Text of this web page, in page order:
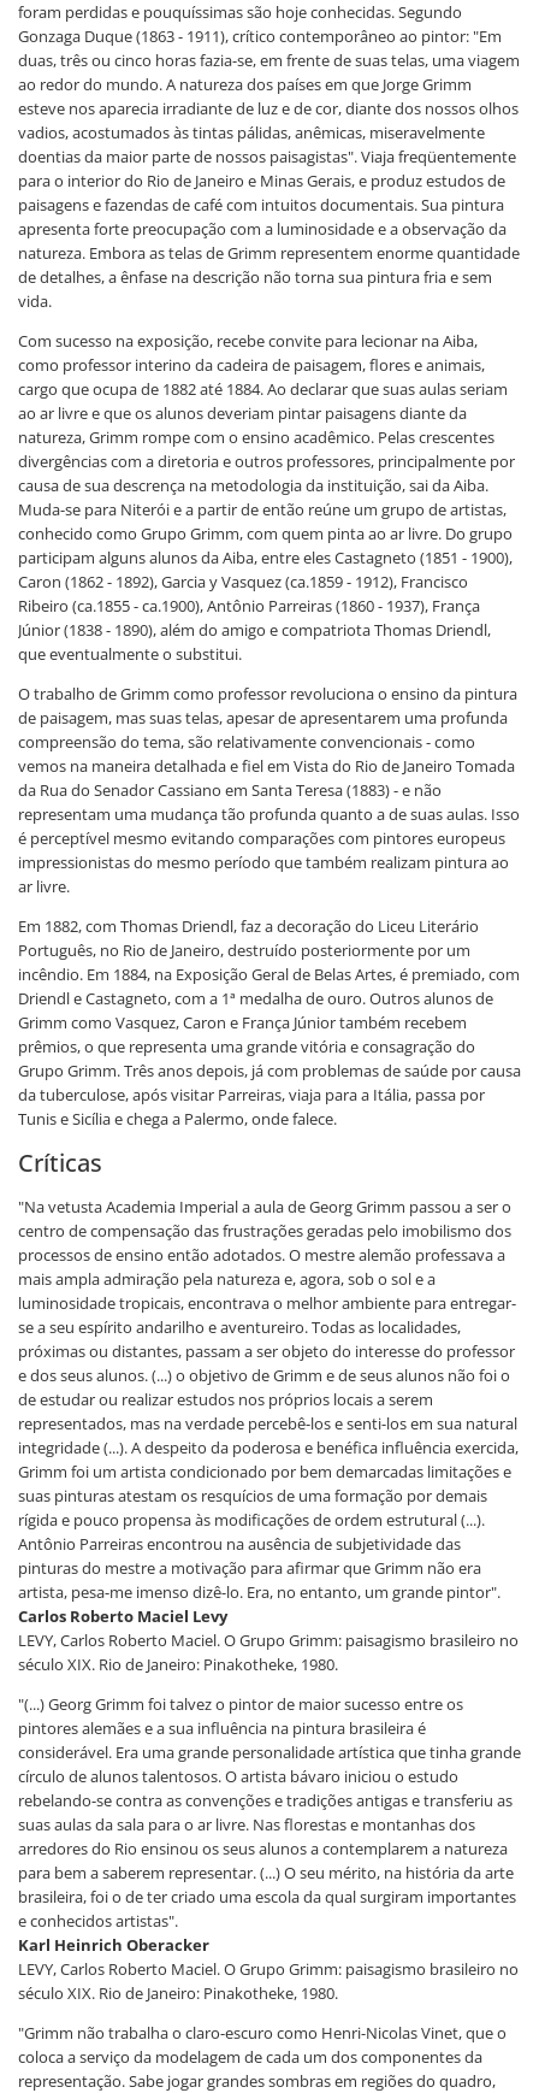
foram perdidas e pouquíssimas são hoje conhecidas. Segundo
Gonzaga Duque (1863 - 1911), crítico contemporâneo ao pintor: "Em
duas, três ou cinco horas fazia-se, em frente de suas telas, uma viagem
ao redor do mundo. A natureza dos países em que Jorge Grimm
esteve nos aparecia irradiante de luz e de cor, diante dos nossos olhos
vadios, acostumados às tintas pálidas, anêmicas, miseravelmente
doentias da maior parte de nossos paisagistas". Viaja freqüentemente
para o interior do Rio de Janeiro e Minas Gerais, e produz estudos de
paisagens e fazendas de café com intuitos documentais. Sua pintura
apresenta forte preocupação com a luminosidade e a observação da
natureza. Embora as telas de Grimm representem enorme quantidade
de detalhes, a ênfase na descrição não torna sua pintura fria e sem
vida.
Com sucesso na exposição, recebe convite para lecionar na Aiba,
como professor interino da cadeira de paisagem, flores e animais,
cargo que ocupa de 1882 até 1884. Ao declarar que suas aulas seriam
ao ar livre e que os alunos deveriam pintar paisagens diante da
natureza, Grimm rompe com o ensino acadêmico. Pelas crescentes
divergências com a diretoria e outros professores, principalmente por
causa de sua descrença na metodologia da instituição, sai da Aiba.
Muda-se para Niterói e a partir de então reúne um grupo de artistas,
conhecido como Grupo Grimm, com quem pinta ao ar livre. Do grupo
participam alguns alunos da Aiba, entre eles Castagneto (1851 - 1900),
Caron (1862 - 1892), Garcia y Vasquez (ca.1859 - 1912), Francisco
Ribeiro (ca.1855 - ca.1900), Antônio Parreiras (1860 - 1937), França
Júnior (1838 - 1890), além do amigo e compatriota Thomas Driendl,
que eventualmente o substitui.
O trabalho de Grimm como professor revoluciona o ensino da pintura
de paisagem, mas suas telas, apesar de apresentarem uma profunda
compreensão do tema, são relativamente convencionais - como
vemos na maneira detalhada e fiel em Vista do Rio de Janeiro Tomada
da Rua do Senador Cassiano em Santa Teresa (1883) - e não
representam uma mudança tão profunda quanto a de suas aulas. Isso
é perceptível mesmo evitando comparações com pintores europeus
impressionistas do mesmo período que também realizam pintura ao
ar livre.
Em 1882, com Thomas Driendl, faz a decoração do Liceu Literário
Português, no Rio de Janeiro, destruído posteriormente por um
incêndio. Em 1884, na Exposição Geral de Belas Artes, é premiado, com
Driendl e Castagneto, com a 1ª medalha de ouro. Outros alunos de
Grimm como Vasquez, Caron e França Júnior também recebem
prêmios, o que representa uma grande vitória e consagração do
Grupo Grimm. Três anos depois, já com problemas de saúde por causa
da tuberculose, após visitar Parreiras, viaja para a Itália, passa por
Tunis e Sicília e chega a Palermo, onde falece.
Críticas
"Na vetusta Academia Imperial a aula de Georg Grimm passou a ser o
centro de compensação das frustrações geradas pelo imobilismo dos
processos de ensino então adotados. O mestre alemão professava a
mais ampla admiração pela natureza e, agora, sob o sol e a
luminosidade tropicais, encontrava o melhor ambiente para entregar-
se a seu espírito andarilho e aventureiro. Todas as localidades,
próximas ou distantes, passam a ser objeto do interesse do professor
e dos seus alunos. (...) o objetivo de Grimm e de seus alunos não foi o
de estudar ou realizar estudos nos próprios locais a serem
representados, mas na verdade percebê-los e senti-los em sua natural
integridade (...). A despeito da poderosa e benéfica influência exercida,
Grimm foi um artista condicionado por bem demarcadas limitações e
suas pinturas atestam os resquícios de uma formação por demais
rígida e pouco propensa às modificações de ordem estrutural (...).
Antônio Parreiras encontrou na ausência de subjetividade das
pinturas do mestre a motivação para afirmar que Grimm não era
artista, pesa-me imenso dizê-lo. Era, no entanto, um grande pintor".
Carlos Roberto Maciel Levy
LEVY, Carlos Roberto Maciel. O Grupo Grimm: paisagismo brasileiro no
século XIX. Rio de Janeiro: Pinakotheke, 1980.
"(...) Georg Grimm foi talvez o pintor de maior sucesso entre os
pintores alemães e a sua influência na pintura brasileira é
considerável. Era uma grande personalidade artística que tinha grande
círculo de alunos talentosos. O artista bávaro iniciou o estudo
rebelando-se contra as convenções e tradições antigas e transferiu as
suas aulas da sala para o ar livre. Nas florestas e montanhas dos
arredores do Rio ensinou os seus alunos a contemplarem a natureza
para bem a saberem representar. (...) O seu mérito, na história da arte
brasileira, foi o de ter criado uma escola da qual surgiram importantes
e conhecidos artistas".
Karl Heinrich Oberacker
LEVY, Carlos Roberto Maciel. O Grupo Grimm: paisagismo brasileiro no
século XIX. Rio de Janeiro: Pinakotheke, 1980.
"Grimm não trabalha o claro-escuro como Henri-Nicolas Vinet, que o
coloca a serviço da modelagem de cada um dos componentes da
representação. Sabe jogar grandes sombras em regiões do quadro,